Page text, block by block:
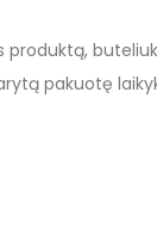
produktą,
pakuotę